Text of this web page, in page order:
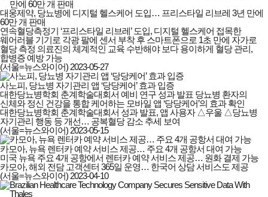
대웅제약, 당뇨병에 디지털 헬스케어 도입… 프리스타일 리브레 3년 만에
60만 개 판매
연속혈당측정기 ‘프리스타일 리브레’ 도입, 디지털 헬스케어 접목한
웨어러블 기기로 각광 팔에 센서 부착 후 스마트폰으로 1초 만에 자가로
혈당 측정 의료진의 체계적인 교육 수반해야 보다 용이하게 혈당 관리,
합병증 예방 가능
(서울=뉴스와이어) 2023-05-27
사노피, 당뇨병 자기관리 앱 ‘당당케어’ 효과 입증
대한당뇨병학회 춘계학술대회서 예비 연구 성과 발표 당뇨병 환자의
신체와 정신 건강을 통합 케어하는 모바일 앱 ‘당당케어’의 효과 확인
대한당뇨병학회 춘계학술대회서 성과 발표, 앱 사용자 △우울 △당뇨병
자기관리 행동 등 개선… 공복혈당 감소 추세 보여
(서울=뉴스와이어) 2023-05-15
카모아, 뉴욕 렌터카 예약 서비스 제공… 주요 4개 공항서 대여 가능
미국 뉴욕 주요 4개 공항에서 렌터카 예약 서비스 제공… 원화 결제 가능
카모아, 해외 전담 고객센터 365일 운영… 한국어 상담 서비스도 제공
(서울=뉴스와이어) 2023-04-10